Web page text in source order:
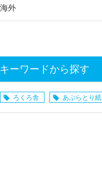
海外
キーワードから探す
ろくろ舎 あぶらとり紙